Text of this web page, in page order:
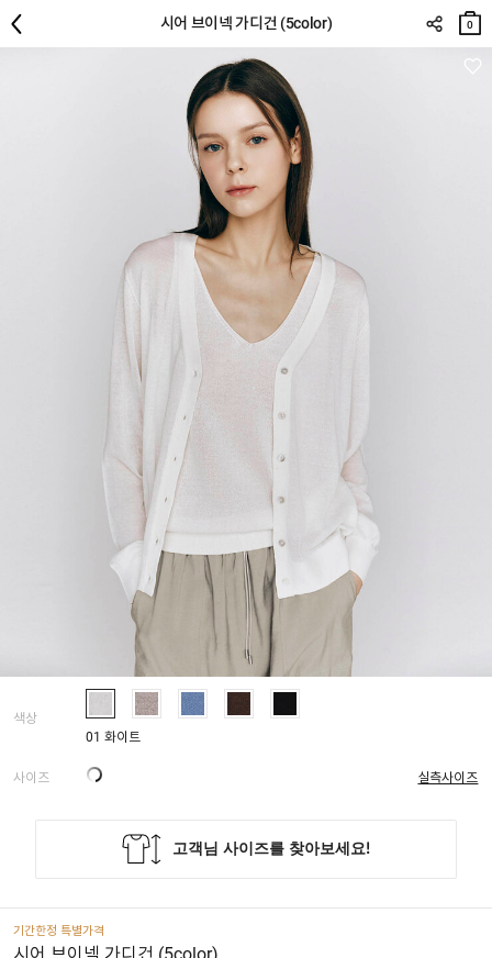
시어 브이넥 가디건 (5color)
장바
구니
0
색상
01 화이트
사이즈 실측사이즈
기간한정 특별가격